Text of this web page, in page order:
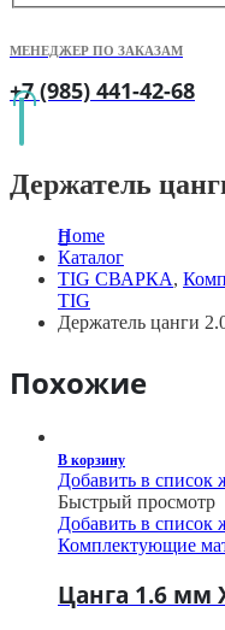
МЕНЕДЖЕР ПО ЗАКАЗАМ
+7 (985) 441-42-68
Держатель
Home
Каталог
TIG СВАРКА,
TIG
Держатель цанги
Похожие
В корзину
Добавить в список
Быстрый просмотр
Добавить в список
Комплектующие
Цанга 1.6 мм